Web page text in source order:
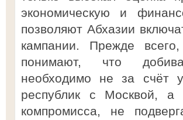
экономическую и
позволяют Абхазии
кампании. Прежде
понимают, что
необходимо не за счёт
республик с Москвой, а
компромисса, не